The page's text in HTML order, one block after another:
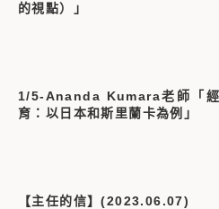
的視點）」
1/5-Ananda Kumara老師「
育：以日本和斯里蘭卡為例」
【主任的信】(2023.06.07)